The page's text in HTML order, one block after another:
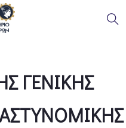
ΓΕΝΙΚΗΣ